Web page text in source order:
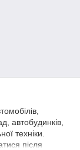
автобудинків,
техніки.
після